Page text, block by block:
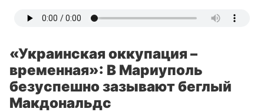
«Украинская оккупация –
временная»: В Мариуполь
безуспешно зазывают беглый
Макдональдс